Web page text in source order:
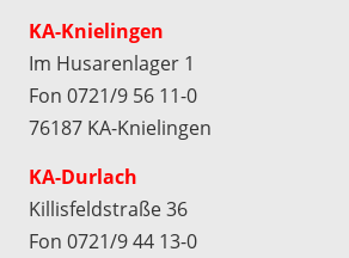
KA-Knielingen
Im Husarenlager 1
Fon 0721/9 56 11-0
76187 KA-Knielingen
KA-Durlach
Killisfeldstraße 36
Fon 0721/9 44 13-0